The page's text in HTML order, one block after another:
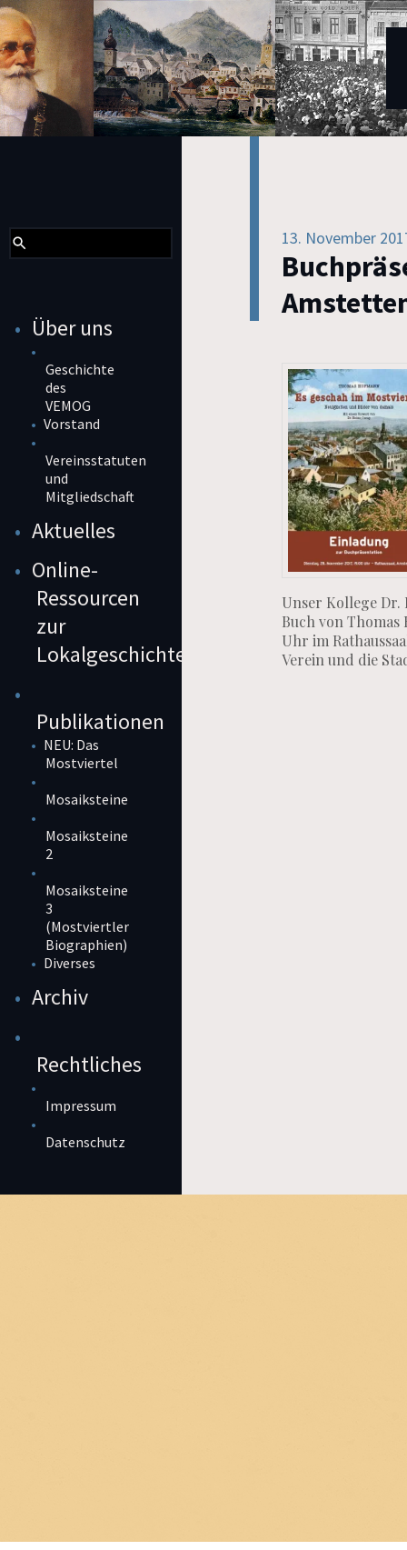
Über uns
Geschichte
des
VEMOG
Vorstand
Vereinsstatuten
und
Mitgliedschaft
Aktuelles
Online-
Ressourcen
zur
Lokalgeschichte
Publikationen
NEU: Das
Mostviertel
Mosaiksteine
Mosaiksteine
2
Mosaiksteine
3
(Mostviertler
Biographien)
Diverses
Archiv
Rechtliches
Impressum
Datenschutz
13. November
Unser Kollege Dr.
Buch von Thomas
Uhr im
Verein und die